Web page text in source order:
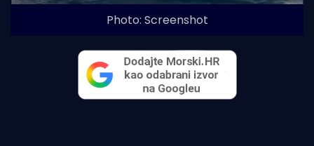
Photo: Screenshot